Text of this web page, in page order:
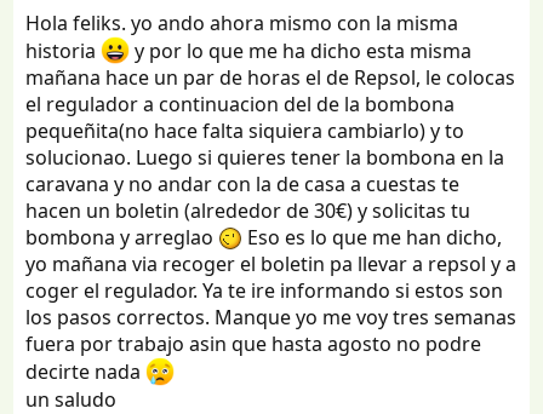
Hola feliks. yo ando ahora mismo con la misma
historia
y por lo que me ha dicho esta misma
mañana hace un par de horas el de Repsol, le colocas
el regulador a continuacion del de la bombona
pequeñita(no hace falta siquiera cambiarlo) y to
solucionao. Luego si quieres tener la bombona en la
caravana y no andar con la de casa a cuestas te
hacen un boletin (alrededor de 30€) y solicitas tu
bombona y arreglao
Eso es lo que me han dicho,
yo mañana via recoger el boletin pa llevar a repsol y a
coger el regulador. Ya te ire informando si estos son
los pasos correctos. Manque yo me voy tres semanas
fuera por trabajo asin que hasta agosto no podre
decirte nada
un saludo